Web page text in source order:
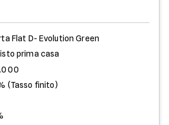
Flat D- Evolution Green
prima casa
(Tasso finito)